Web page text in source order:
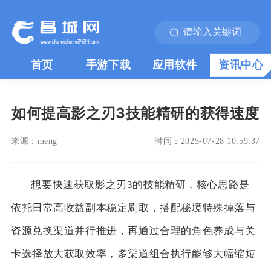
首页 手游下载 应用软件 资讯中心
如何提高影之刃3技能精研的获得速度
来源： meng 时间： 2025-07-28 10:59:37
想要快速获取影之刃3的技能精研，核心思路是
依托日常高收益副本稳定刷取，搭配秘境特殊掉落与
资源兑换渠道并行推进，再通过合理的角色养成与关
卡选择放大获取效率，多渠道组合执行能够大幅缩短